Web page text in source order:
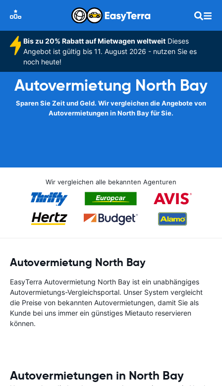
Bis zu 20% Rabatt auf Mietwagen weltweitDieses
Angebot ist gültig bis 11. August 2026 - nutzen Sie es
noch heute!
Autovermietung North Bay
Sparen Sie Zeit und Geld. Wir vergleichen die Angebote von
Autovermietungen in North Bay für Sie.
Wir vergleichen alle bekannten Agenturen
Autovermietung North Bay
EasyTerra Autovermietung North Bay ist ein unabhängiges
Autovermietungs-Vergleichsportal. Unser System vergleicht
die Preise von bekannten Autovermietungen, damit Sie als
Kunde bei uns immer ein günstiges Mietauto reservieren
können.
Autovermietungen in North Bay